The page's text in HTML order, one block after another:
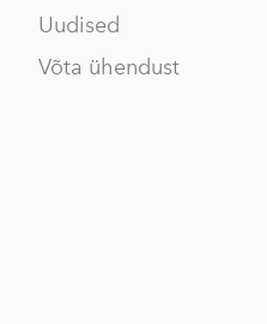
Uudised
Võta ühendust